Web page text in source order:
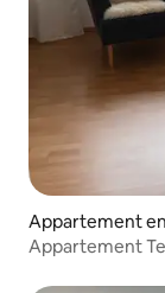
Appartement
Appartement